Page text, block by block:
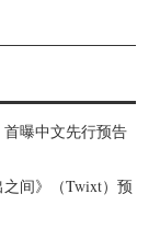
首曝中文先行预告
间》（Twixt）预